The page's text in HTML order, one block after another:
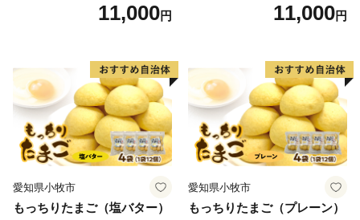
11,000円 11,000円
愛知県小牧市
もっちりたまご（塩バター）
愛知県小牧市
もっちりたまご（プレーン）